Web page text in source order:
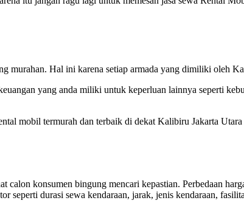
murahan. Hal ini karena setiap armada yang dimiliki oleh
yang anda miliki untuk keperluan lainnya seperti
mobil termurah dan terbaik di dekat Kalibiru Jakarta
calon konsumen bingung mencari kepastian. Perbedaan
seperti durasi sewa kendaraan, jarak, jenis kendaraan,